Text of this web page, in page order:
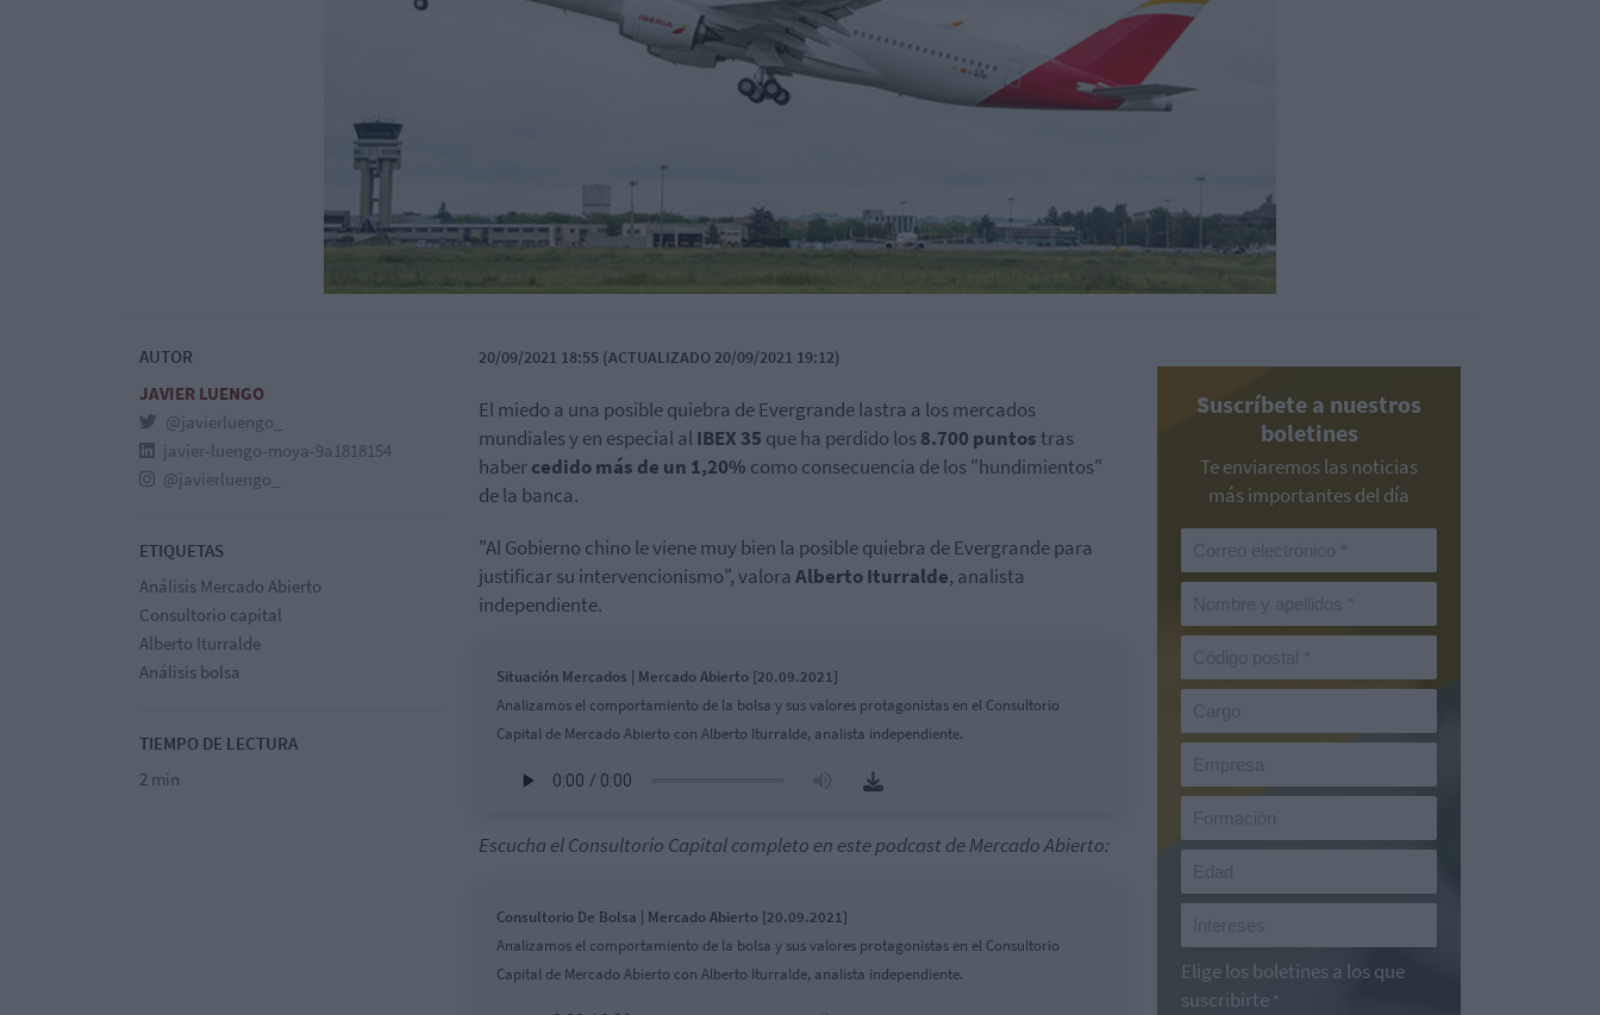
AUTOR
JAVIER LUENGO
@javierluengo_
javier-luengo-moya-9a1818154
@javierluengo_
ETIQUETAS
Análisis Mercado Abierto
Consultorio capital
Alberto Iturralde
Análisis bolsa
TIEMPO DE LECTURA
2 min
20/09/2021 18:55 (ACTUALIZADO 20/09/2021 19:12)
El miedo a una posible quiebra de Evergrande lastra a los mercados
mundiales y en especial alIBEX 35 que ha perdido los8.700 puntostras
habercedido más de un 1,20% como consecuencia de los "hundimientos"
de la banca.
"Al Gobierno chino le viene muy bien la posible quiebra de Evergrande para
justificar su intervencionismo", valora Alberto Iturralde, analista
independiente.
Situación Mercados | Mercado Abierto [20.09.2021]
Analizamos el comportamiento de la bolsa y sus valores protagonistas en el Consultorio
Capital de Mercado Abierto con Alberto Iturralde, analista independiente.
Escucha el Consultorio Capital completo en este podcast de Mercado Abierto:
Consultorio De Bolsa | Mercado Abierto [20.09.2021]
Analizamos el comportamiento de la bolsa y sus valores protagonistas en el Consultorio
Capital de Mercado Abierto con Alberto Iturralde, analista independiente.
Suscríbete a nuestros
boletines
Te enviaremos las noticias
más importantes del día
Elige los boletines a los que
suscribirte *